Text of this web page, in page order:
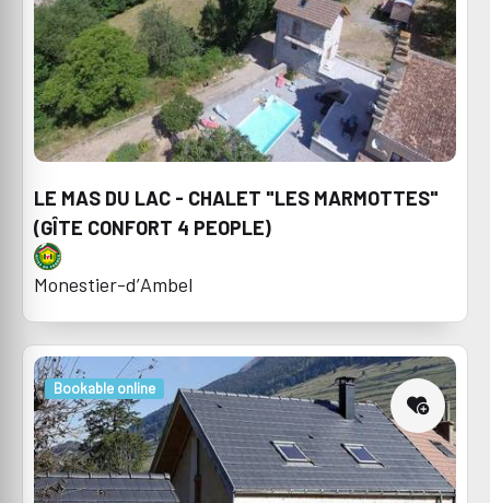
LE MAS DU LAC - CHALET "LES MARMOTTES"
(GÎTE CONFORT 4 PEOPLE)
Monestier-d’Ambel
Bookable online